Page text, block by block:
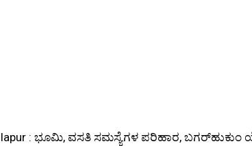
: ಭೂಮಿ, ವಸತಿ ಸಮಸ್ಯೆಗಳ ಪರಿಹಾರ,